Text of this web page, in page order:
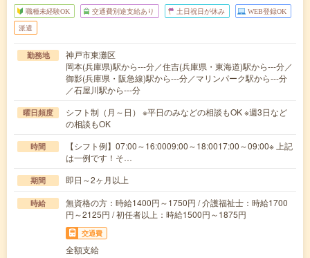
職種未経験OK 交通費別途支給あり 土日祝日が休み WEB登録OK
派遣
勤務地
神戸市東灘区
岡本(兵庫県)駅から---分／住吉(兵庫県・東海道)駅から---分／
御影(兵庫県・阪急線)駅から---分／マリンパーク駅から---分
／石屋川駅から---分
曜日頻度
シフト制（月～日） ※平日のみなどの相談もOK ※週3日など
の相談もOK
時間
【シフト例】07:00～16:0009:00～18:0017:00～09:00※ 上記
は一例です！そ…
期間 即日～2ヶ月以上
時給
無資格の方：時給1400円～1750円 / 介護福祉士：時給1700
円～2125円 / 初任者以上：時給1500円～1875円
交通費
全額支給